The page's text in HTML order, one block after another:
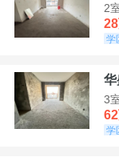
2
学
华
3
学